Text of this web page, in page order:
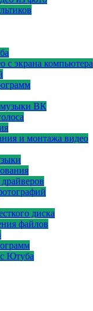
с экрана компьютера
музыки ВК
и монтажа видео
диска
файлов
Ютуба